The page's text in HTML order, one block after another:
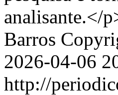
analisante.</
Barros
2026-04-06
http://